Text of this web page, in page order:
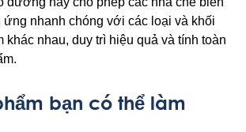
ứng nhanh chóng với các loại và khối
khác nhau, duy trì hiệu quả và tính toàn
bạn có thể làm